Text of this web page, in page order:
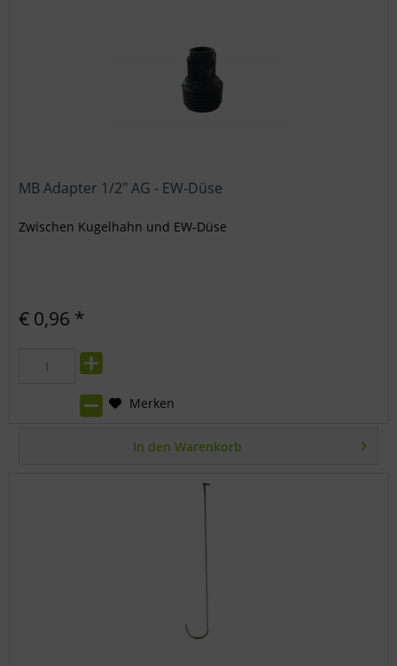
MB Adapter 1/2" AG - EW-Düse
Zwischen Kugelhahn und EW-Düse
€ 0,96 *
In den Warenkorb
Merken